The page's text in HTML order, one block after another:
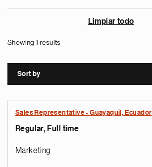
Limpiar todo
Showing 1 results
Sort by
Sales Representative - Guayaquil, Ecuador
Regular, Full time
Marketing